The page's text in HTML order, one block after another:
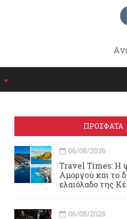
ΠΡΟΣΦΑΤΑ
06/08/2026
Travel Times: H
Αμοργού και το
ελαιόλαδο της
06/08/2026